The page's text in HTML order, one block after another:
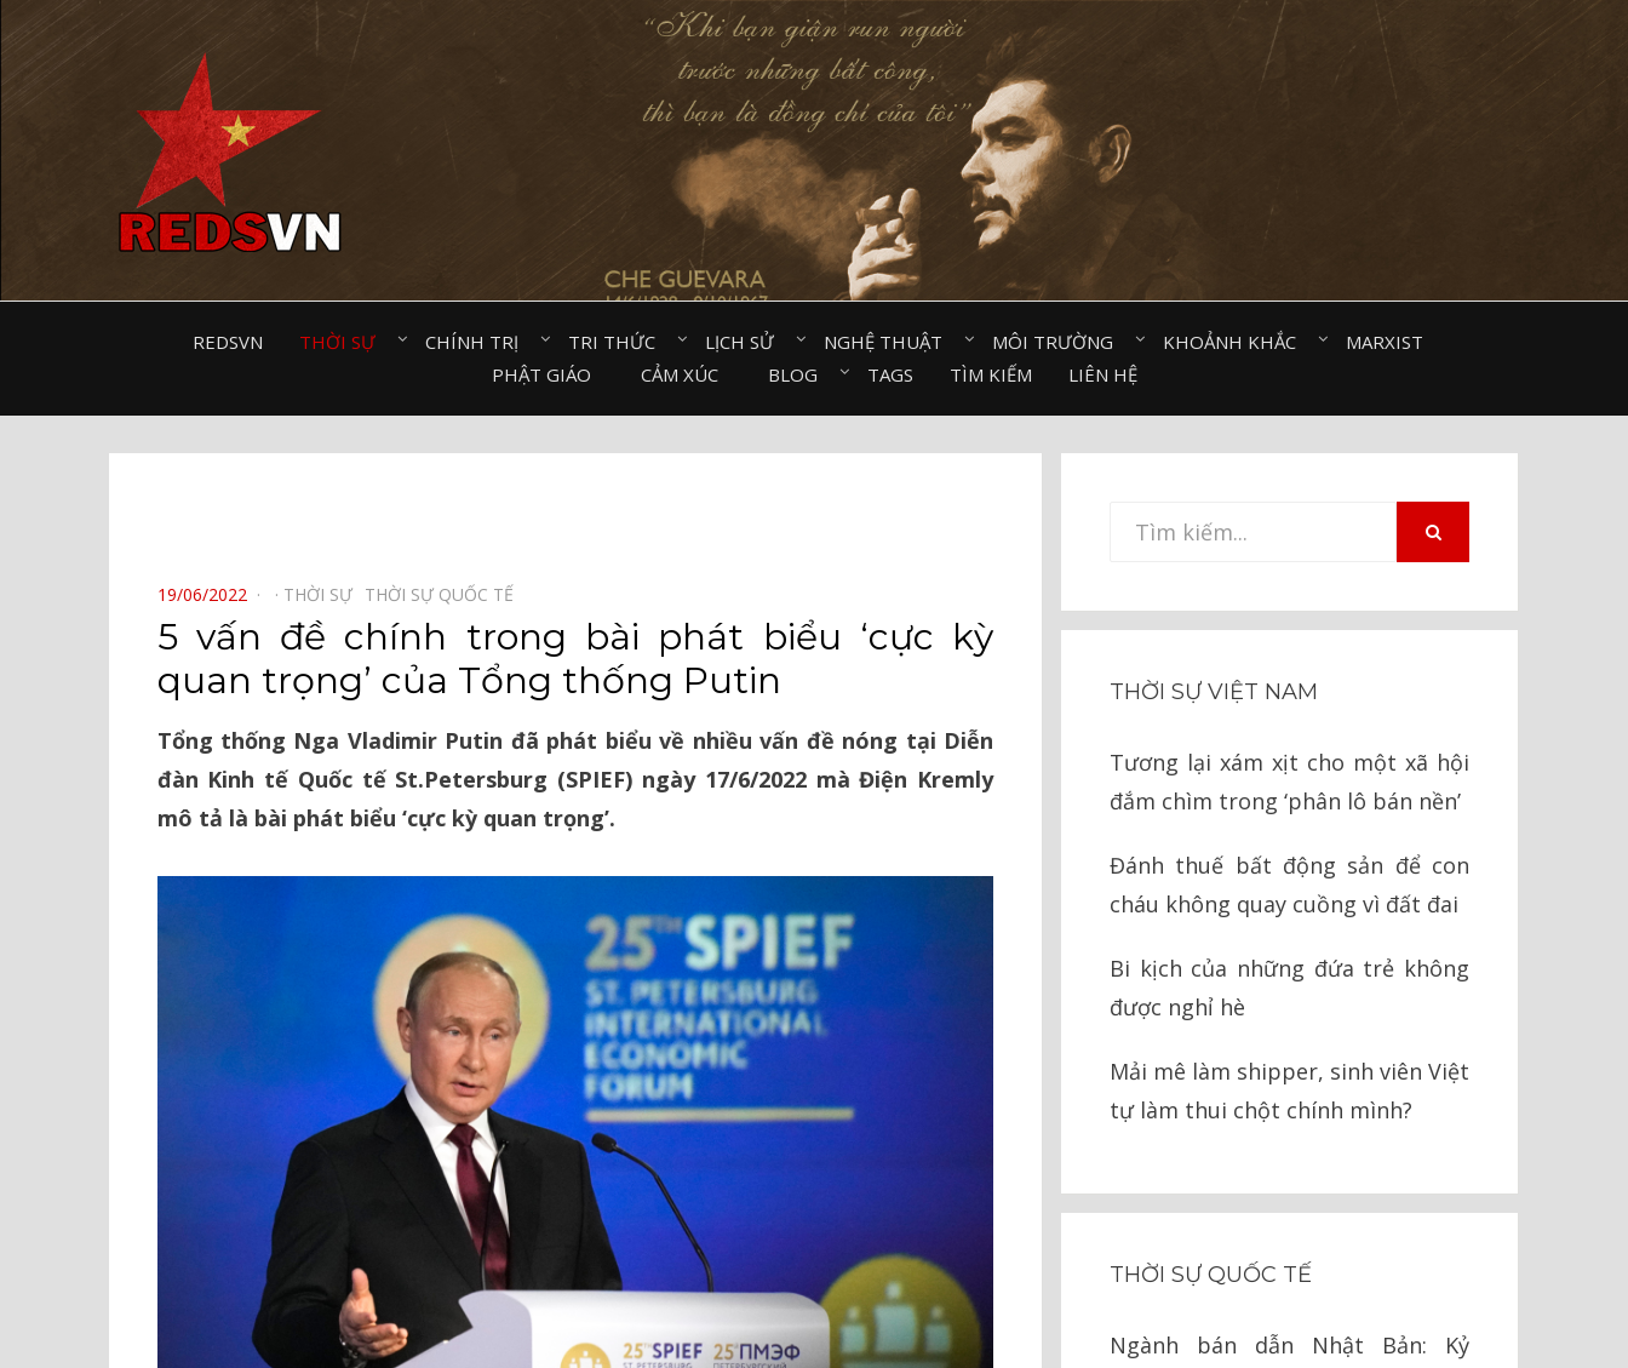
REDSVN THỜI SỰ⠀ CHÍNH TRỊ⠀ TRI THỨC⠀ LỊCH SỬ⠀ NGHỆ THUẬT⠀ MÔI TRƯỜNG⠀ KHOẢNH KHẮC⠀
MARXIST⠀
PHẬT GIÁO⠀
CẢM XÚC⠀ BLOG⠀ TAGS TÌM KIẾM LIÊN HỆ
POSTED
ON
19/06/2022 THỜI SỰ⠀ THỜI SỰ QUỐC TẾ⠀
5 vấn đề chính trong bài phát biểu ‘cực kỳ
quan trọng’ của Tổng thống Putin
Tổng thống Nga Vladimir Putin đã phát biểu về nhiều vấn đề nóng tại Diễn
đàn Kinh tế Quốc tế St.Petersburg (SPIEF) ngày 17/6/2022 mà Điện Kremly
mô tả là bài phát biểu ‘cực kỳ quan trọng’.
Tìm
THỜI SỰ VIỆT NAM
Tương lại xám xịt cho một xã hội
đắm chìm trong ‘phân lô bán nền’
Đánh thuế bất động sản để con
cháu không quay cuồng vì đất đai
Bi kịch của những đứa trẻ không
được nghỉ hè
Mải mê làm shipper, sinh viên Việt
tự làm thui chột chính mình?
THỜI SỰ QUỐC TẾ
Ngành bán dẫn Nhật Bản: Kỷ